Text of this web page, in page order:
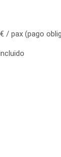
/ pax (pago